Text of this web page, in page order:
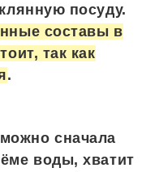
посуду.
составы в
так как
.
сначала
воды, хватит